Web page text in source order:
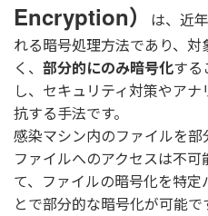
Encryption）
は、近
れる暗号処理方法であり、
く、 部分的にのみ暗号化する
し、セキュリティ対策やア
抗する手法です。
感染マシン内のファイルを部
ファイルへのアクセスは不
て、ファイルの暗号化を特
とで部分的な暗号化が可能で